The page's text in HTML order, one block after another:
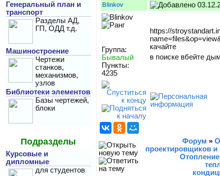
Генеральный план и
транспорт
Разделы АД,
ГП, ОДД т.д.
Машиностроение
Чертежи
станков,
механизмов,
узлов
Библиотеки элементов
Базы чертежей,
блоки
Подразделы
Курсовые и
дипломные
для студентов
Blinkov
Группа:
Бывалый
Пункты:
4235
https://
качайте
в поиске вбейте
Форум »
проектировщиков и